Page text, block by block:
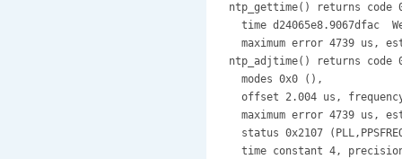
ntp_gettime() returns code
time d24065e8.9067dfac
maximum error 4739 us,
ntp_adjtime() returns code
  modes 0x0 (),
offset 2.004 us,
maximum error 4739 us,
status 0x2107
time constant 4,